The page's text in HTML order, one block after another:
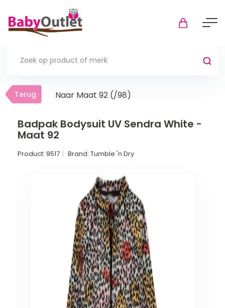
Terug
Thuis
Boxmatrassen en hoeslakens
Veiligheid in en om huis
Veiligheid buiten de deur
Terug Naar Maat 92 (/98)
Badpak Bodysuit UV Sendra White -
Maat 92
Product: 9517 Brand: Tumble 'n Dry